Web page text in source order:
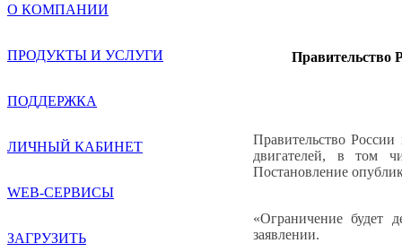
О КОМПАНИИ
ПРОДУКТЫ И УСЛУГИ
ПОДДЕРЖКА
ЛИЧНЫЙ КАБИНЕТ
WEB-СЕРВИСЫ
ЗАГРУЗИТЬ
Правительство
Правительство
двигателей, в том
Постановление
«Ограничение будет
заявлении.